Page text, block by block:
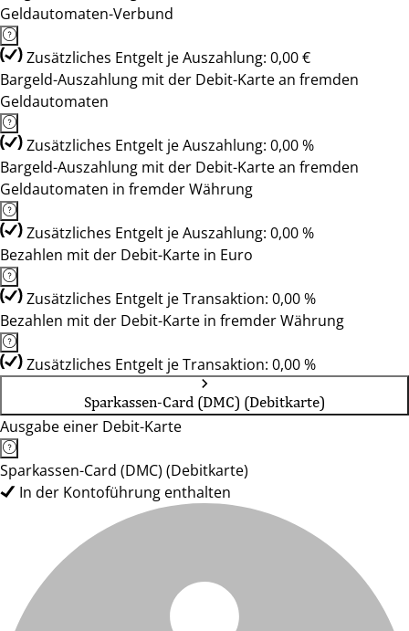
Geldautomaten-Verbund
Zusätzliches Entgelt je Auszahlung: 0,00 €
Bargeld-Auszahlung mit der Debit-Karte an fremden
Geldautomaten
Zusätzliches Entgelt je Auszahlung: 0,00 %
Bargeld-Auszahlung mit der Debit-Karte an fremden
Geldautomaten in fremder Währung
Zusätzliches Entgelt je Auszahlung: 0,00 %
Bezahlen mit der Debit-Karte in Euro
Zusätzliches Entgelt je Transaktion: 0,00 %
Bezahlen mit der Debit-Karte in fremder Währung
Zusätzliches Entgelt je Transaktion: 0,00 %
Sparkassen-Card (DMC) (Debitkarte)
Ausgabe einer Debit-Karte
Sparkassen-Card (DMC) (Debitkarte)
In der Kontoführung enthalten